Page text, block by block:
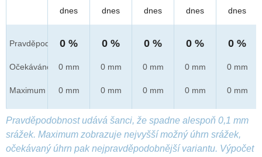
Pravděpod.
Očekáváno
Maximum
dnes
0 %
0 mm
0 mm
dnes
0 %
0 mm
0 mm
dnes
0 %
0 mm
0 mm
dnes
0 %
0 mm
0 mm
dnes
0 %
0 mm
0 mm
Pravděpodobnost udává šanci, že spadne alespoň 0,1 mm
srážek. Maximum zobrazuje nejvyšší možný úhrn srážek,
očekávaný úhrn pak nejpravděpodobnější variantu. Výpočet